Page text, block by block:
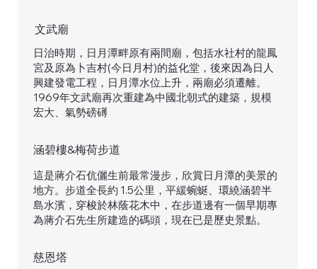
文武廟
日治時期，日月潭畔原有兩間廟，包括水社村的龍鳳
宮及原為卜吉村(今日月村)的益化堂，後來因為日人
興建發電工程，日月潭水位上升，兩廟必須遷離。
1969年文武廟再次重建為中國北朝式的建築，規模
宏大、氣勢磅礡
這是蔣介石伉儷生前最常漫步，欣賞日月潭的美景的
地方。步道全長約 1.5公里，平緩蜿蜒、環繞涵碧半
島水濱，穿梭於林蔭花木中，在步道邊有一個早期專
為蔣介石先生所建造的碼頭，現在已是歷史景點。
涵碧樓&梅荷步道
慈恩塔